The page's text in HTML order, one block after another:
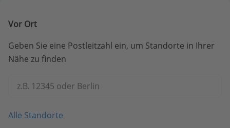
Vor Ort
Geben Sie eine Postleitzahl ein, um Standorte in Ihrer
Nähe zu finden
z.B. 12345 oder Berlin
Alle Standorte